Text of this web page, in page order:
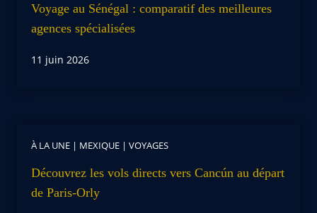
Voyage au Sénégal : comparatif des meilleures
agences spécialisées
11 juin 2026
À LA UNE | MEXIQUE | VOYAGES
Découvrez les vols directs vers Cancún au départ
de Paris-Orly